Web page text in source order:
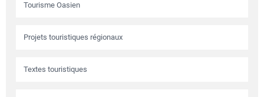
Tourisme Oasien
Projets touristiques régionaux
Textes touristiques